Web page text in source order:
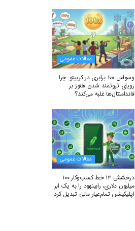
مقالات عمومی
وسواس ۱۰۰ برابری در کریپتو: چرا
رویای ثروتمند شدن هنوز بر
فاندامنتال‌ها غلبه می‌کند؟
مقالات عمومی
درخشش ۱۳ خط کسب‌وکار ۱۰۰
میلیون دلاری، رابینهود را به یک ابر
اپلیکیشن تمام‌عیار مالی تبدیل کرد